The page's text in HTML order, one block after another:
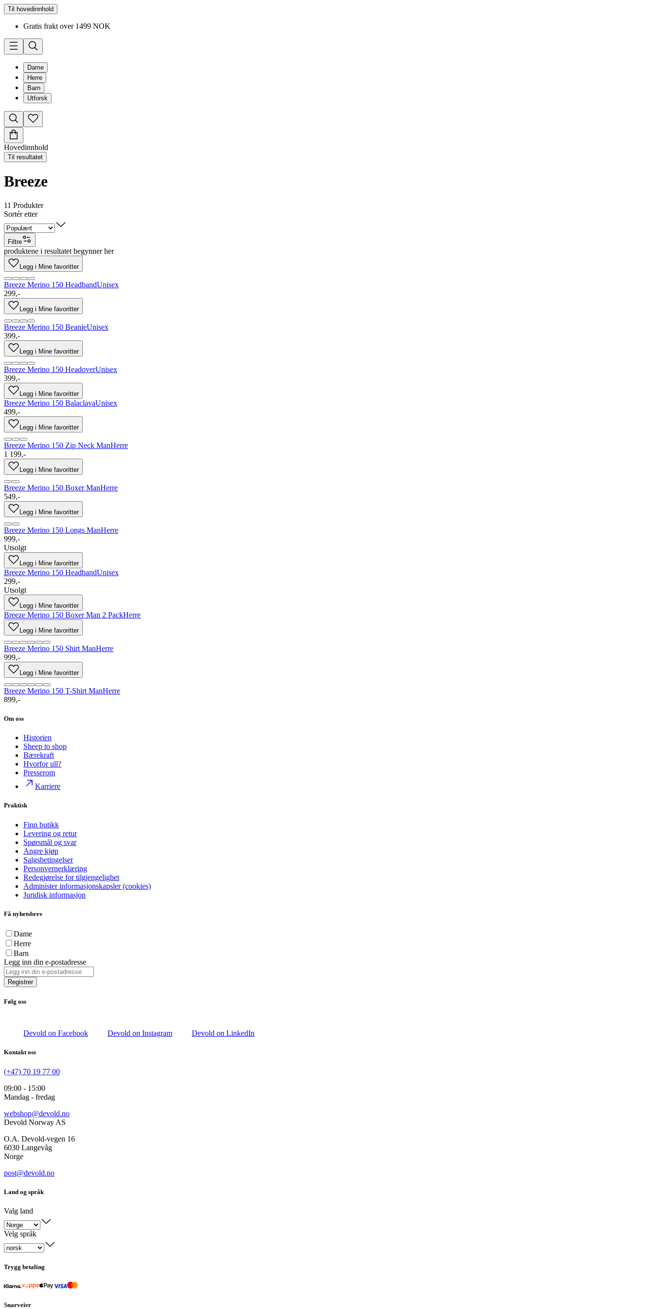
Til hovedinnhold
Gratis frakt over 1499 NOK
Dame
Herre
Barn
Utforsk
Hovedinnhold
Til resultatet
Breeze
11 Produkter
Sortér etter
Filtre
produktene i resultatet begynner her
Legg i Mine favoritter
Breeze Merino 150 HeadbandUnisex
299,-
Legg i Mine favoritter
Breeze Merino 150 BeanieUnisex
399,-
Legg i Mine favoritter
Breeze Merino 150 HeadoverUnisex
399,-
Legg i Mine favoritter
Breeze Merino 150 BalaclavaUnisex
499,-
Legg i Mine favoritter
Breeze Merino 150 Zip Neck ManHerre
1 199,-
Legg i Mine favoritter
Breeze Merino 150 Boxer ManHerre
549,-
Legg i Mine favoritter
Breeze Merino 150 Longs ManHerre
999,-
Utsolgt
Legg i Mine favoritter
Breeze Merino 150 HeadbandUnisex
299,-
Utsolgt
Legg i Mine favoritter
Breeze Merino 150 Boxer Man 2 PackHerre
Legg i Mine favoritter
Breeze Merino 150 Shirt ManHerre
999,-
Legg i Mine favoritter
Breeze Merino 150 T-Shirt ManHerre
899,-
Om oss
Historien
Sheep to shop
Bærekraft
Hvorfor ull?
Presserom
Karriere
Praktisk
Finn butikk
Levering og retur
Spørsmål og svar
Angre kjøp
Salgsbetingelser
Personvernerklæring
Redegjørelse for tilgjengelighet
Administer informasjonskapsler (cookies)
Juridisk informasjon
Få nyhetsbrev
Dame
Herre
Barn
Legg inn din e-postadresse
Registrer
Følg oss
Devold on Facebook Devold on Instagram Devold on LinkedIn
Kontakt oss
(+47) 70 19 77 00
09:00 - 15:00
Mandag - fredag
webshop@devold.no
Devold Norway AS
O.A. Devold-vegen 16
6030 Langevåg
Norge
post@devold.no
Land og språk
Valg land
Velg språk
Trygg betaling
Snarveier